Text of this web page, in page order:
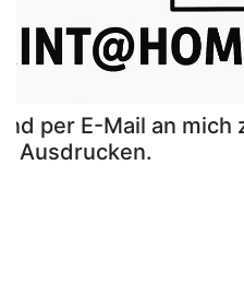
per E-Mail an mich
Ausdrucken.